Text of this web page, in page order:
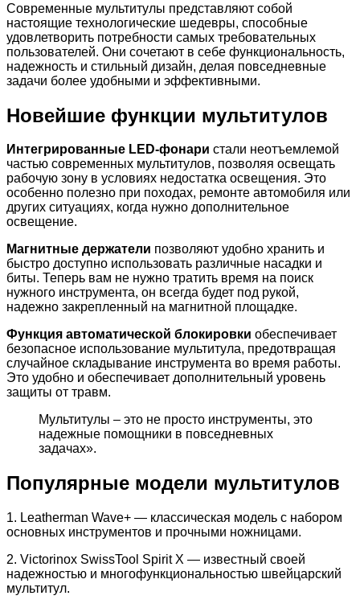
Современные мультитулы представляют собой
настоящие технологические шедевры, способные
удовлетворить потребности самых требовательных
пользователей. Они сочетают в себе функциональность,
надежность и стильный дизайн, делая повседневные
задачи более удобными и эффективными.
Новейшие функции мультитулов
Интегрированные LED-фонари стали неотъемлемой
частью современных мультитулов, позволяя освещать
рабочую зону в условиях недостатка освещения. Это
особенно полезно при походах, ремонте автомобиля или
других ситуациях, когда нужно дополнительное
освещение.
Магнитные держатели позволяют удобно хранить и
быстро доступно использовать различные насадки и
биты. Теперь вам не нужно тратить время на поиск
нужного инструмента, он всегда будет под рукой,
надежно закрепленный на магнитной площадке.
Функция автоматической блокировки обеспечивает
безопасное использование мультитула, предотвращая
случайное складывание инструмента во время работы.
Это удобно и обеспечивает дополнительный уровень
защиты от травм.
Мультитулы – это не просто инструменты, это
надежные помощники в повседневных
задачах».
Популярные модели мультитулов
1. Leatherman Wave+ — классическая модель с набором
основных инструментов и прочными ножницами.
2. Victorinox SwissTool Spirit X — известный своей
надежностью и многофункциональностью швейцарский
мультитул.